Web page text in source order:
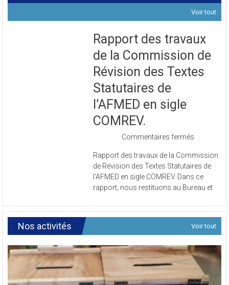
Voir tout
Rapport des travaux
de la Commission de
Révision des Textes
Statutaires de
l’AFMED en sigle
COMREV.
Commentaires fermés
des
travaux
de
la
de
Révision
Textes
Statutaires
de
l’AFMED
Rapport des travaux de la Commission
de Révision des Textes Statutaires de
l’AFMED en sigle COMREV. Dans ce
rapport, nous restituons au Bureau et
Nos activités Voir tout